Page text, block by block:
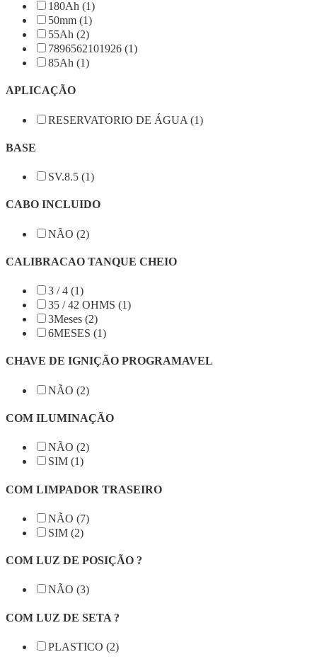
180Ah (1)
50mm (1)
55Ah (2)
7896562101926 (1)
85Ah (1)
APLICAÇÃO
RESERVATORIO DE ÁGUA (1)
BASE
SV.8.5 (1)
CABO INCLUIDO
NÃO (2)
CALIBRACAO TANQUE CHEIO
3 / 4 (1)
35 / 42 OHMS (1)
3Meses (2)
6MESES (1)
CHAVE DE IGNIÇÃO PROGRAMAVEL
NÃO (2)
COM ILUMINAÇÃO
NÃO (2)
SIM (1)
COM LIMPADOR TRASEIRO
NÃO (7)
SIM (2)
COM LUZ DE POSIÇÃO ?
NÃO (3)
COM LUZ DE SETA ?
PLASTICO (2)